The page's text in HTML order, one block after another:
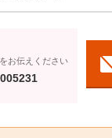
お伝えください